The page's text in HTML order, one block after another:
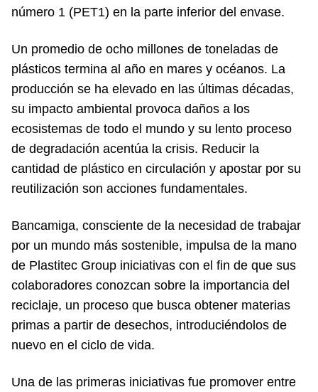
número 1 (PET1) en la parte inferior del envase.
Un promedio de ocho millones de toneladas de
plásticos termina al año en mares y océanos. La
producción se ha elevado en las últimas décadas,
su impacto ambiental provoca daños a los
ecosistemas de todo el mundo y su lento proceso
de degradación acentúa la crisis. Reducir la
cantidad de plástico en circulación y apostar por su
reutilización son acciones fundamentales.
Bancamiga, consciente de la necesidad de trabajar
por un mundo más sostenible, impulsa de la mano
de Plastitec Group iniciativas con el fin de que sus
colaboradores conozcan sobre la importancia del
reciclaje, un proceso que busca obtener materias
primas a partir de desechos, introduciéndolos de
nuevo en el ciclo de vida.
Una de las primeras iniciativas fue promover entre